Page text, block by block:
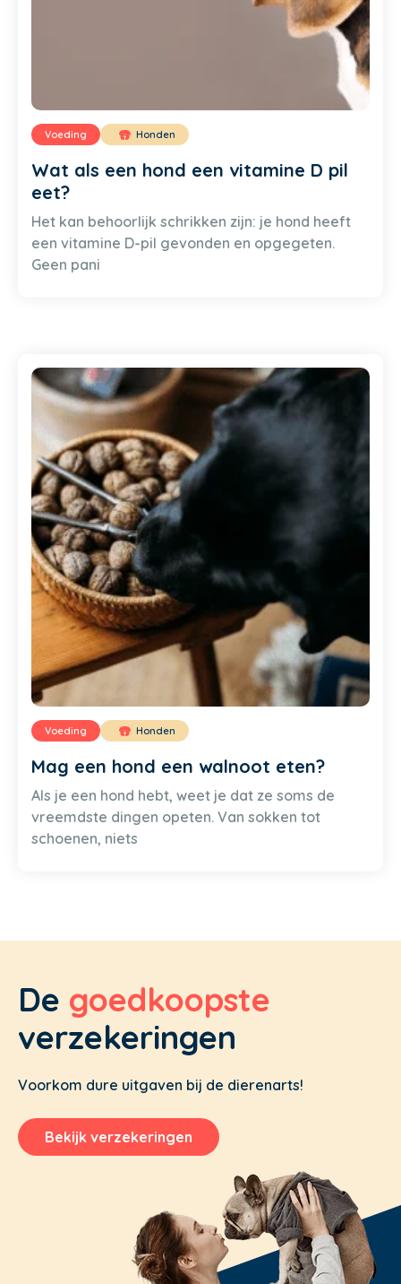
Voeding Honden
Wat als een hond een vitamine D pil
eet?
Het kan behoorlijk schrikken zijn: je hond heeft
een vitamine D-pil gevonden en opgegeten.
Geen pani
Voeding Honden
Mag een hond een walnoot eten?
Als je een hond hebt, weet je dat ze soms de
vreemdste dingen opeten. Van sokken tot
schoenen, niets
De goedkoopste
verzekeringen
Voorkom dure uitgaven bij de dierenarts!
Bekijk verzekeringen